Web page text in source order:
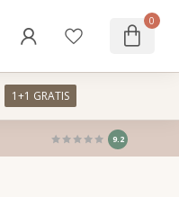
0
1+1 GRATIS
9.2